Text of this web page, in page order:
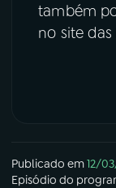
também
no site das
Publicado em12/
Episódio do